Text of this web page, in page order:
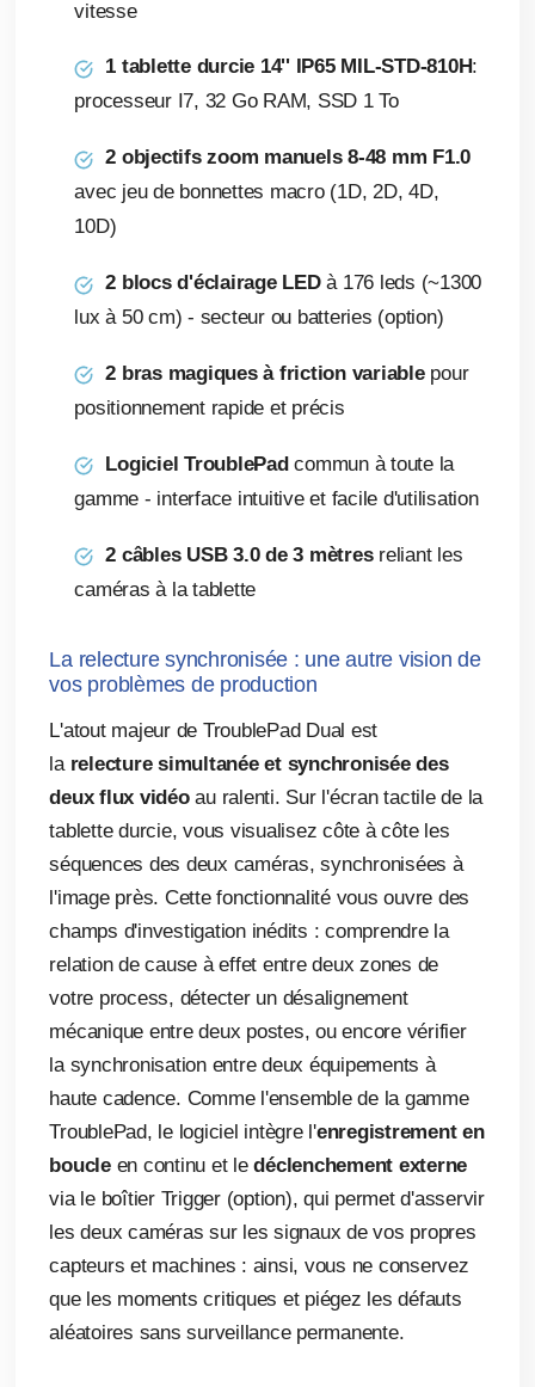
vitesse
1 tablette durcie 14'' IP65 MIL-STD-810H:
processeur I7, 32 Go RAM, SSD 1 To
2 objectifs zoom manuels 8-48 mm F1.0
avec jeu de bonnettes macro (1D, 2D, 4D,
10D)
2 blocs d'éclairage LEDà 176 leds (~1300
lux à 50 cm) - secteur ou batteries (option)
2 bras magiques à friction variablepour
positionnement rapide et précis
Logiciel TroublePadcommun à toute la
gamme - interface intuitive et facile d'utilisation
2 câbles USB 3.0 de 3 mètresreliant les
caméras à la tablette
La relecture synchronisée : une autre vision de
vos problèmes de production
L'atout majeur de TroublePad Dual est
la relecture simultanée et synchronisée des
deux flux vidéoau ralenti. Sur l'écran tactile de la
tablette durcie, vous visualisez côte à côte les
séquences des deux caméras, synchronisées à
l'image près. Cette fonctionnalité vous ouvre des
champs d'investigation inédits : comprendre la
relation de cause à effet entre deux zones de
votre process, détecter un désalignement
mécanique entre deux postes, ou encore vérifier
la synchronisation entre deux équipements à
haute cadence. Comme l'ensemble de la gamme
TroublePad, le logiciel intègre l'enregistrement en
boucleen continu et ledéclenchement externe
via le boîtier Trigger (option), qui permet d'asservir
les deux caméras sur les signaux de vos propres
capteurs et machines : ainsi, vous ne conservez
que les moments critiques et piégez les défauts
aléatoires sans surveillance permanente.